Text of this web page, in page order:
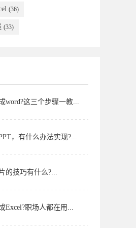
(36)
(33)
word?这三个步骤一教...
，有什么办法实现?...
的技巧有什么?...
Excel?职场人都在用...